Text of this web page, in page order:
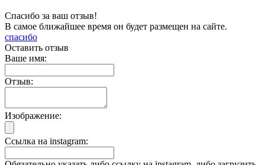
Спасибо за ваш отзыв!
В самое ближайшее время он будет размещен на сайте.
спасибо
Оставить отзыв
Ваше имя:
Отзыв:
Изображение:
Ссылка на instagram: